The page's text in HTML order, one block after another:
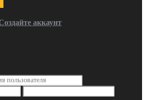
аккаунт